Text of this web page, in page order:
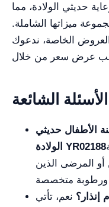
حديثي الولادة، مما
ميزاتها الشاملة.
الخاصة، ندعوك
الأسئلة الشائعة
الأطفال حديثي
أو المرضى الذين
إنذار؟ نعم، تأتي YR02188 مع